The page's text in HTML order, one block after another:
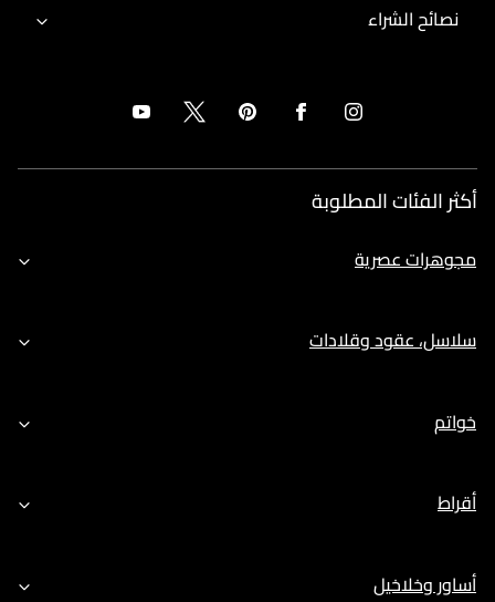
نصائح الشراء
أكثر الفئات المطلوبة
مجوهرات عصرية
سلاسل، عقود وقلادات
خواتم
أقراط
أساور وخلاخيل